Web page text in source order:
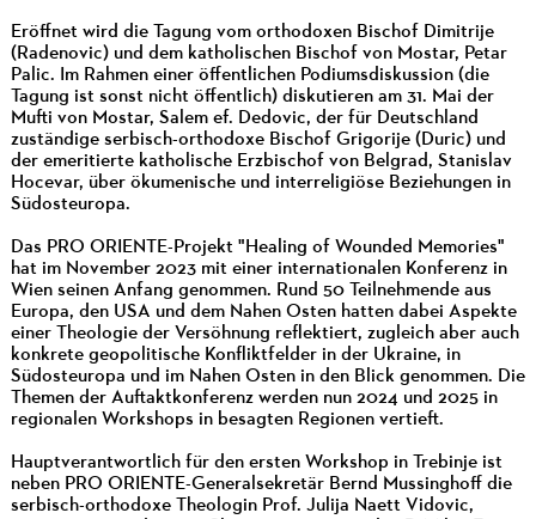
Eröffnet wird die Tagung vom orthodoxen Bischof Dimitrije
(Radenovic) und dem katholischen Bischof von Mostar, Petar
Palic. Im Rahmen einer öffentlichen Podiumsdiskussion (die
Tagung ist sonst nicht öffentlich) diskutieren am 31. Mai der
Mufti von Mostar, Salem ef. Dedovic, der für Deutschland
zuständige serbisch-orthodoxe Bischof Grigorije (Duric) und
der emeritierte katholische Erzbischof von Belgrad, Stanislav
Hocevar, über ökumenische und interreligiöse Beziehungen in
Südosteuropa.
Das PRO ORIENTE-Projekt "Healing of Wounded Memories"
hat im November 2023 mit einer internationalen Konferenz in
Wien seinen Anfang genommen. Rund 50 Teilnehmende aus
Europa, den USA und dem Nahen Osten hatten dabei Aspekte
einer Theologie der Versöhnung reflektiert, zugleich aber auch
konkrete geopolitische Konfliktfelder in der Ukraine, in
Südosteuropa und im Nahen Osten in den Blick genommen. Die
Themen der Auftaktkonferenz werden nun 2024 und 2025 in
regionalen Workshops in besagten Regionen vertieft.
Hauptverantwortlich für den ersten Workshop in Trebinje ist
neben PRO ORIENTE-Generalsekretär Bernd Mussinghoff die
serbisch-orthodoxe Theologin Prof. Julija Naett Vidovic,